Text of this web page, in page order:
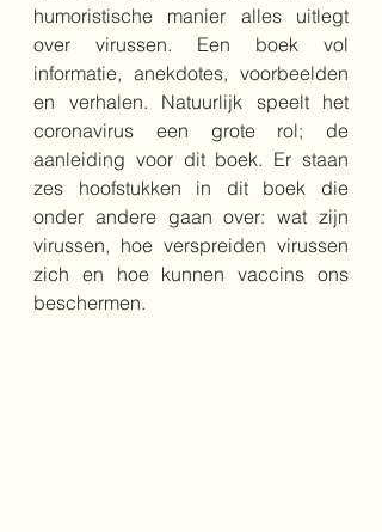
humoristische manier alles uitlegt
over virussen. Een boek vol
informatie, anekdotes, voorbeelden
en verhalen. Natuurlijk speelt het
coronavirus een grote rol; de
aanleiding voor dit boek. Er staan
zes hoofstukken in dit boek die
onder andere gaan over: wat zijn
virussen, hoe verspreiden virussen
zich en hoe kunnen vaccins ons
beschermen.